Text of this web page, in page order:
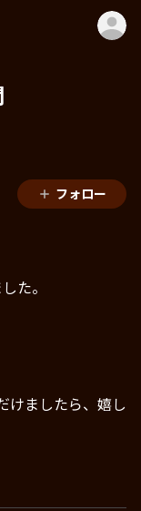
フォロー
た。
けましたら、嬉し